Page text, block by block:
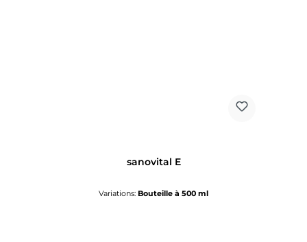
sanovital E
Variations: Bouteille à 500 ml